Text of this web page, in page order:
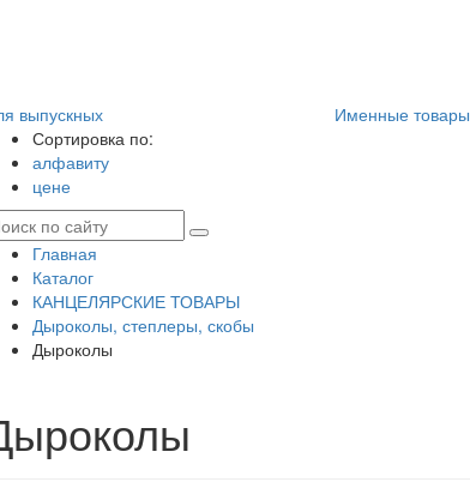
выпускных Именные товары
Сортировка по:
алфавиту
цене
Главная
Каталог
КАНЦЕЛЯРСКИЕ ТОВАРЫ
Дыроколы, степлеры, скобы
Дыроколы